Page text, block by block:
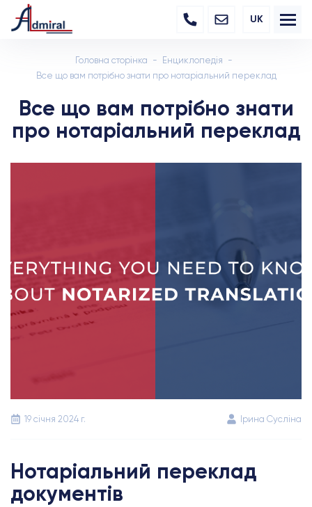
UK
Головна сторінка
Енциклопедія
Все що вам потрібно знати про нотаріальний переклад
Все що вам потрібно знати
про нотаріальний переклад
19 січня 2024 г. Ірина Сусліна
Нотаріальний переклад
документів